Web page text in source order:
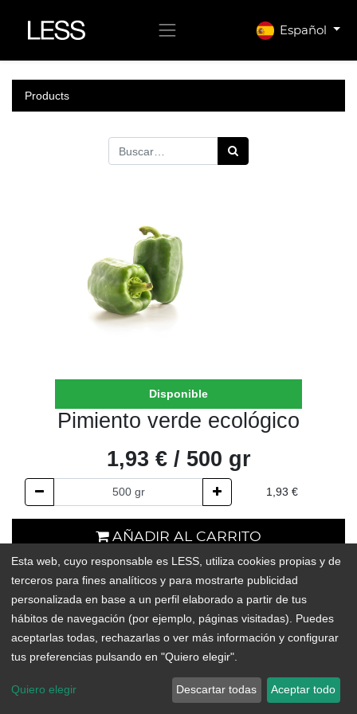
Español
Products
Disponible
Pimiento verde ecológico
1,93 € / 500 gr
1,93 €
AÑADIR AL CARRITO
En existencias
Add to Wishlist
Esta web, cuyo responsable es LESS, utiliza cookies propias y de
terceros para fines analíticos y para mostrarte publicidad
personalizada en base a un perfil elaborado a partir de tus
hábitos de navegación (por ejemplo, páginas visitadas). Puedes
aceptarlas todas, rechazarlas o ver más información y configurar
tus preferencias pulsando en "Quiero elegir".
Quiero elegir Descartar todas Aceptar todo